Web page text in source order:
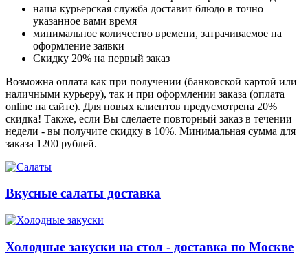
наша курьерская служба доставит блюдо в точно
указанное вами время
минимальное количество времени, затрачиваемое на
оформление заявки
Скидку 20% на первый заказ
Возможна оплата как при получении (банковской картой или
наличными курьеру), так и при оформлении заказа (оплата
online на сайте). Для новых клиентов предусмотрена 20%
скидка! Также, если Вы сделаете повторный заказ в течении
недели - вы получите скидку в 10%. Минимальная сумма для
заказа 1200 рублей.
Вкусные салаты доставка
Холодные закуски на стол - доставка по Москве